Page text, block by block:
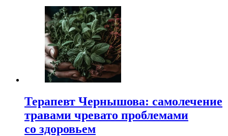
Терапевт Чернышова: самолечение
травами чревато проблемами
со здоровьем